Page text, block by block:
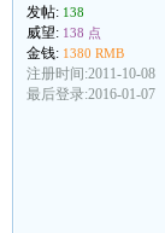
发帖: 138
威望: 138 点
金钱: 1380 RMB
注册时间:2011-10-08
最后登录:2016-01-07